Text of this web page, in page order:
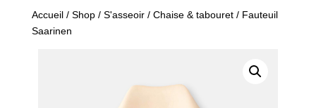
Accueil/ Shop/ S'asseoir/ Chaise & tabouret/ Fauteuil
Saarinen